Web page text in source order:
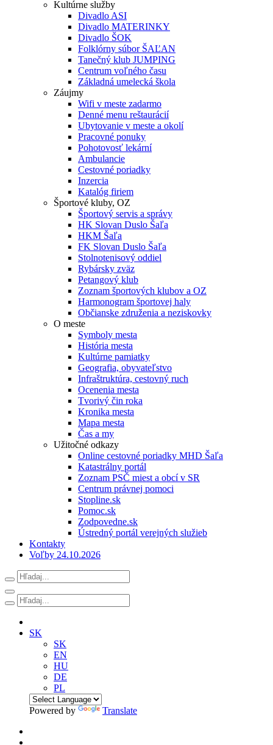
Kultúrne služby
Divadlo ASI
Divadlo MATERINKY
Divadlo ŠOK
Folklórny súbor ŠAĽAN
Tanečný klub JUMPING
Centrum voľného času
Základná umelecká škola
Záujmy
Wifi v meste zadarmo
Denné menu reštaurácií
Ubytovanie v meste a okolí
Pracovné ponuky
Pohotovosť lekární
Ambulancie
Cestovné poriadky
Inzercia
Katalóg firiem
Športové kluby, OZ
Športový servis a správy
HK Slovan Duslo Šaľa
HKM Šaľa
FK Slovan Duslo Šaľa
Stolnotenisový oddiel
Rybársky zväz
Petangový klub
Zoznam športových klubov a OZ
Harmonogram športovej haly
Občianske združenia a neziskovky
O meste
Symboly mesta
História mesta
Kultúrne pamiatky
Geografia, obyvateľstvo
Infraštruktúra, cestovný ruch
Ocenenia mesta
Tvorivý čin roka
Kronika mesta
Mapa mesta
Čas a my
Užitočné odkazy
Online cestovné poriadky MHD Šaľa
Katastrálny portál
Zoznam PSČ miest a obcí v SR
Centrum právnej pomoci
Stopline.sk
Pomoc.sk
Zodpovedne.sk
Ústredný portál verejných služieb
Kontakty
Voľby 24.10.2026
SK
SK
EN
HU
DE
PL
Powered by Translate